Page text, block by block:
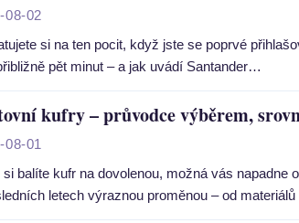
08-02
si na ten pocit, když jste se poprvé
pět minut – a jak uvádí Santander…
kufry – průvodce výběrem,
08-01
si balíte kufr na dovolenou, možná vás
letech výraznou proměnou – od